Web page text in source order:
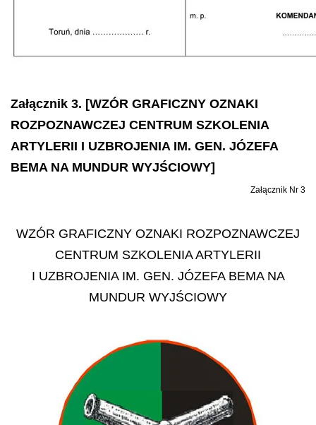
Załącznik 3. [WZÓR GRAFICZNY OZNAKI
ROZPOZNAWCZEJ CENTRUM SZKOLENIA
ARTYLERII I UZBROJENIA IM. GEN. JÓZEFA
BEMA NA MUNDUR WYJŚCIOWY]
Załącznik Nr 3
WZÓR GRAFICZNY OZNAKI ROZPOZNAWCZEJ
CENTRUM SZKOLENIA ARTYLERII
I UZBROJENIA IM. GEN. JÓZEFA BEMA NA
MUNDUR WYJŚCIOWY